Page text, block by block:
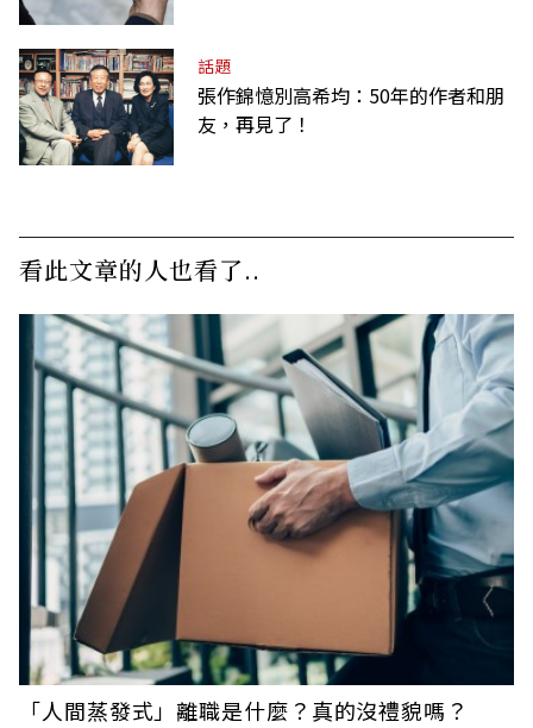
話題
張作錦憶別高希均：50年的作者和朋
友，再見了！
看此文章的人也看了..
「人間蒸發式」離職是什麼？真的沒禮貌嗎？